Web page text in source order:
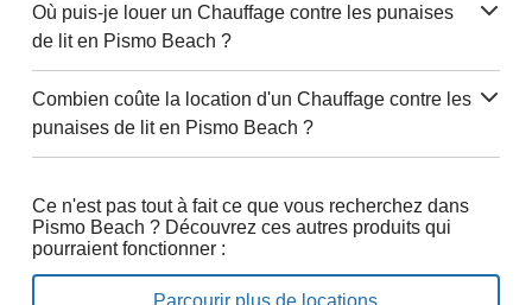
Où puis-je louer un Chauffage contre les punaises
de lit en Pismo Beach ?
Combien coûte la location d'un Chauffage contre les
punaises de lit en Pismo Beach ?
Ce n'est pas tout à fait ce que vous recherchez dans
Pismo Beach ? Découvrez ces autres produits qui
pourraient fonctionner :
Parcourir plus de locations